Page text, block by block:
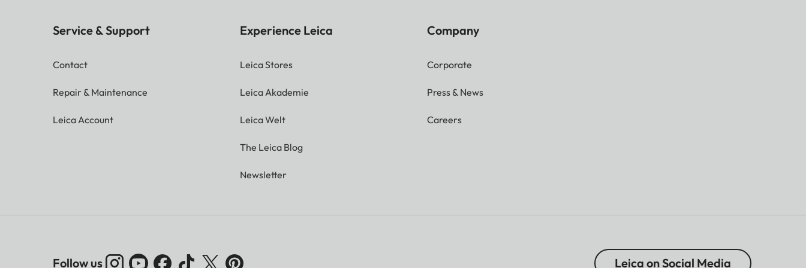
Service & Support
Contact
Repair & Maintenance
Leica Account
Experience Leica
Leica Stores
Leica Akademie
Leica Welt
The Leica Blog
Newsletter
Company
Corporate
Press & News
Careers
Follow us Leica on Social Media